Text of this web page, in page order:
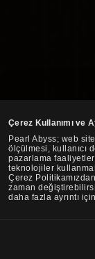
Çerez Kullanımı ve
Pearl Abyss; web
ölçülmesi, kullanıcı
pazarlama
teknolojiler
Çerez
zaman
daha fazla ayrıntı